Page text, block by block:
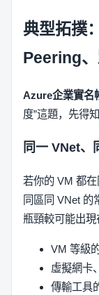
典型拓撲
Peering
Azure企業實名
度”這題，先得
同一 VNet、
若你的 VM 都
同區同 VNet 的
瓶頸較可能出現
VM 等級
虛擬網卡
傳輸工具